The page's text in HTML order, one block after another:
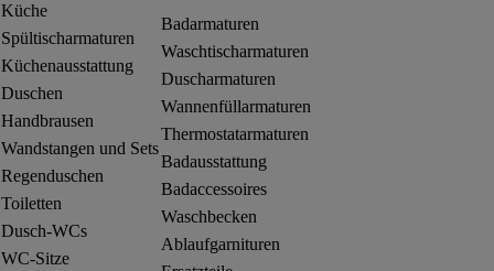
Küche
Spültischarmaturen
Küchenausstattung
Duschen
Handbrausen
Wandstangen und Sets
Regenduschen
Toiletten
Dusch-WCs
WC-Sitze
Badarmaturen
Waschtischarmaturen
Duscharmaturen
Wannenfüllarmaturen
Thermostatarmaturen
Badausstattung
Badaccessoires
Waschbecken
Ablaufgarnituren